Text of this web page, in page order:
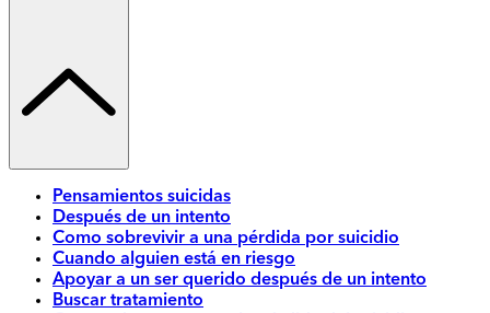
Pensamientos suicidas
Después de un intento
Como sobrevivir a una pérdida por suicidio
Cuando alguien está en riesgo
Apoyar a un ser querido después de un intento
Buscar tratamiento